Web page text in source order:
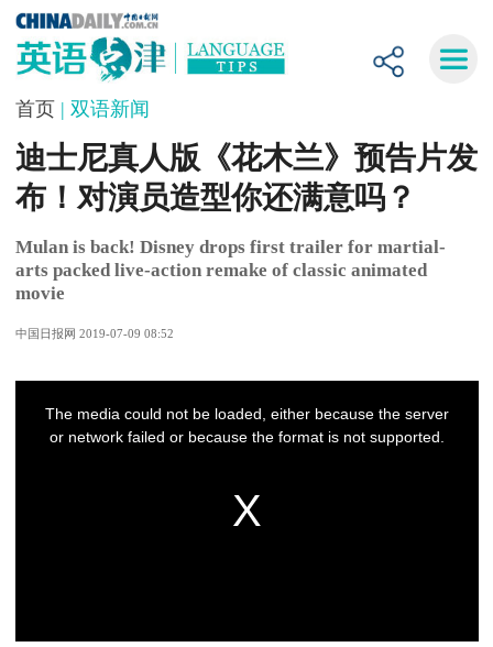
首页 | 双语新闻
迪士尼真人版《花木兰》预告片发
布！对演员造型你还满意吗？
Mulan is back! Disney drops first trailer for martial-
arts packed live-action remake of classic animated
movie
中国日报网 2019-07-09 08:52